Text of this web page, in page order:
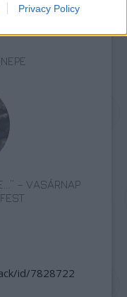
Privacy Policy
– VASÁRNAP
id/7828722